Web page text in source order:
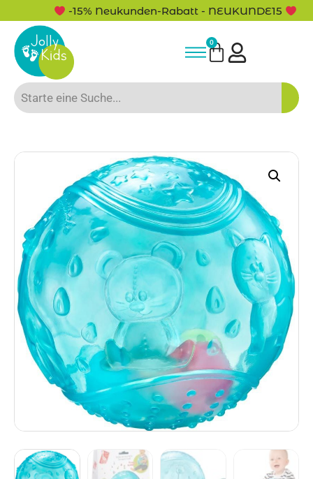
-15% Neukunden-Rabatt - NEUKUNDE15
0